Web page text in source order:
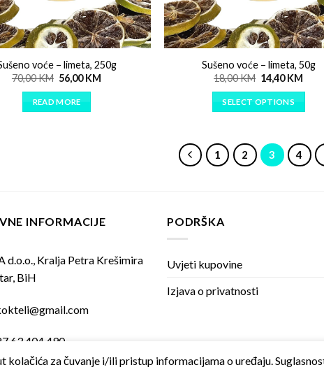
voće – limeta, 250g
70,00KM 56,00KM
READ MORE
Sušeno voće – limeta, 50g
18,00KM 14,40KM
SELECT OPTIONS
1 2 3 4
INFORMACIJE
d.o.o., Kralja Petra Krešimira
BiH
63 404 490
PODRŠKA
Uvjeti kupovine
Izjava o privatnosti
za čuvanje i/ili pristup informacijama o uređaju.